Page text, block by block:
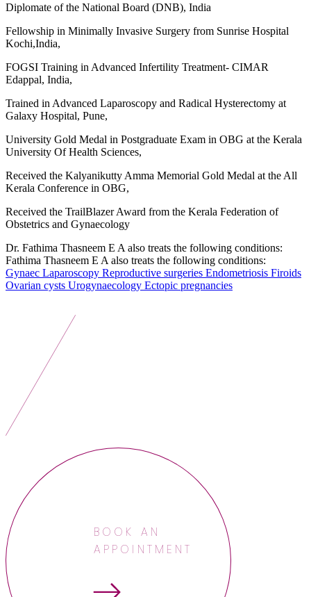
Diplomate of the National Board (DNB), India
Fellowship in Minimally Invasive Surgery from Sunrise Hospital
Kochi,India,
FOGSI Training in Advanced Infertility Treatment- CIMAR
Edappal, India,
Trained in Advanced Laparoscopy and Radical Hysterectomy at
Galaxy Hospital, Pune,
University Gold Medal in Postgraduate Exam in OBG at the Kerala
University Of Health Sciences,
Received the Kalyanikutty Amma Memorial Gold Medal at the All
Kerala Conference in OBG,
Received the TrailBlazer Award from the Kerala Federation of
Obstetrics and Gynaecology
Dr. Fathima Thasneem E A also treats the following conditions:
Fathima Thasneem E A also treats the following conditions:
Gynaec Laparoscopy Reproductive surgeries Endometriosis Firoids
Ovarian cysts Urogynaecology Ectopic pregnancies
BOOK AN
APPOINTMENT